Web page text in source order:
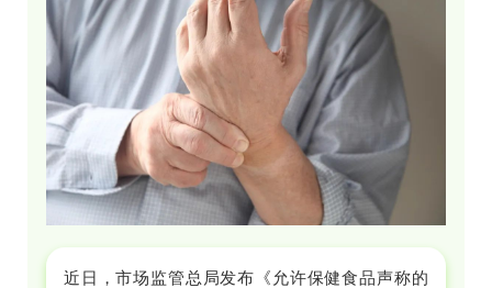
近日，市场监管总局发布《允许保健食品声称的